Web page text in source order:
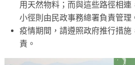
用天然物料；而與這些路徑相連
小徑則由民政事務總署負責管理
疫情期間，請遵照政府推行措施
責。